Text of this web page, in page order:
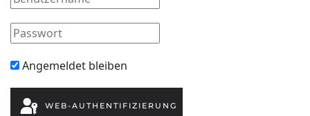
Angemeldet bleiben
WEB-AUTHENTIFIZIERUNG